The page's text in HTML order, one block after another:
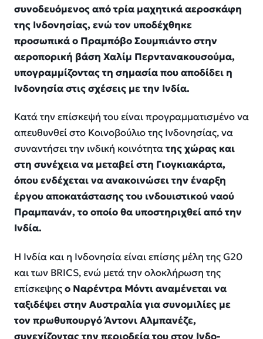
συνοδευόμενος από τρία μαχητικά αεροσκάφη
της Ινδονησίας, ενώ τον υποδέχθηκε
προσωπικά ο Πραμπόβο Σουμπιάντο στην
αεροπορική βάση Χαλίμ Περντανακουσούμα,
υπογραμμίζοντας τη σημασία που αποδίδει η
Ινδονησία στις σχέσεις με την Ινδία.
Κατά την επίσκεψή του είναι προγραμματισμένο να
απευθυνθεί στο Κοινοβούλιο της Ινδονησίας, να
συναντήσει την ινδική κοινότητατης χώρας και
στη συνέχεια να μεταβεί στη Γιογκιακάρτα,
όπου ενδέχεται να ανακοινώσει την έναρξη
έργου αποκατάστασης του ινδουιστικού ναού
Πραμπανάν, το οποίο θα υποστηριχθεί από την
Ινδία.
Η Ινδία και η Ινδονησία είναι επίσης μέλη της G20
και των BRICS, ενώ μετά την ολοκλήρωση της
επίσκεψηςο Ναρέντρα Μόντι αναμένεται να
ταξιδέψει στην Αυστραλία για συνομιλίες με
τον πρωθυπουργό Άντονι Αλμπανέζε,
συνεχίζοντας την περιοδεία του στον Ινδο-